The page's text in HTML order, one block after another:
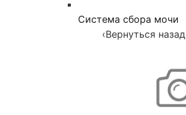
Система сбора мочи
‹Вернуться назад